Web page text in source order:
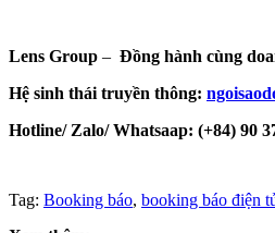
Lens Group – Đồng hành cùng
Hệ sinh thái truyền thông:
Hotline/ Zalo/ Whatsaap: (+84) 90
Tag: Booking báo, booking báo điện